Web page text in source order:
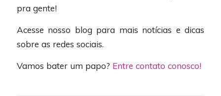
pra gente!
Acesse nosso blog para mais notícias e dicas
sobre as redes sociais.
Vamos bater um papo? Entre contato conosco!